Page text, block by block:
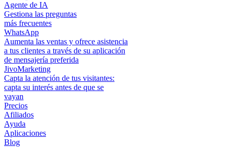
Agente de IA
Gestiona las preguntas
más frecuentes
WhatsApp
Aumenta las ventas y ofrece asistencia
a tus clientes a través de su aplicación
de mensajería preferida
JivoMarketing
Capta la atención de tus visitantes:
capta su interés antes de que se
vayan
Precios
Afiliados
Ayuda
Aplicaciones
Blog